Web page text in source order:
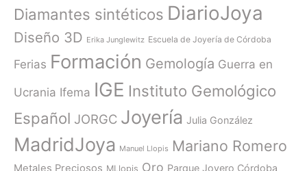
Diamantes sintéticos DiarioJoya
Diseño 3D Erika Junglewitz Escuela de Joyería de Córdoba
Ferias Formación Gemología Guerra en
Ucrania Ifema IGE Instituto Gemológico
Español JORGC Joyería Julia González
MadridJoya Manuel Llopis Mariano Romero
Metales Preciosos MLlopis Oro Parque Joyero Córdoba